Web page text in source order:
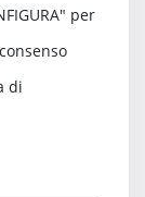
per
di